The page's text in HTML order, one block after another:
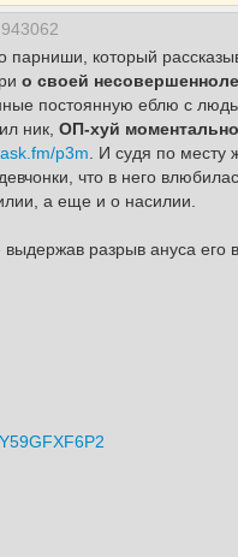
парниши, который
о своей
постоянную еблю с
ник, ОП-хуй моментально
p3m . И судя по месту
что в него
а еще и о насилии.
разрыв ануса